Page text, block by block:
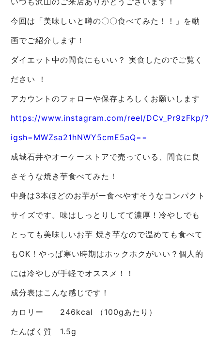
今回は「美味しいと噂の〇〇食べてみた！！」を動
画でご紹介します！
ダイエット中の間食にもいい？ 実食したのでご覧く
ださい ！
アカウントのフォローや保存よろしくお願いします
https://www.instagram.com/reel/DCv_Pr9zFkp/?
igsh=MWZsa21hNWY5cmE5aQ==
成城石井やオーケーストアで売っている、間食に良
さそうな焼き芋食べてみた！
中身は3本ほどのお芋がー食べやすそうなコンパクト
サイズです。味はしっとりしてて濃厚！冷やしでも
とっても美味しいお芋 焼き芋なので温めても食べて
もOK！やっぱ寒い時期はホックホクがいい？個人的
には冷やしが手軽でオススメ！！
成分表はこんな感じです！
カロリー 246kcal （100gあたり）
たんぱく質 1.5g